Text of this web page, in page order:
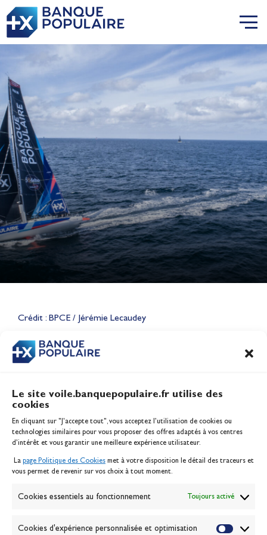
Le site voile.banquepopulaire.fr utilise des
cookies
En cliquant sur "J'accepte tout", vous acceptez l’utilisation de cookies ou
technologies similaires pour vous proposer des offres adaptés à vos centres
d’intérêt et vous garantir une meilleure expérience utilisateur.
La page Politique des Cookies met à votre disposition le détail des traceurs et
vous permet de revenir sur vos choix à tout moment.
Cookies essentiels au fonctionnement Toujours activé
Cookies d'expérience personnalisée et optimisation
Crédit : BPCE / Jérémie Lecaudey
CONTENU
Lauriane Nolot en or à Long
Jeux Olympiques 2028
Inscription serveur média
Contact
Politique des cookies
Banque de la voile
Passion Voile TV